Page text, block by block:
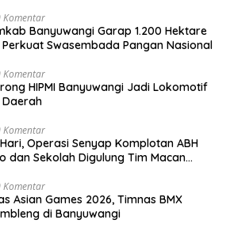
Komentar
Banyuwangi Garap 1.200 Hektare
Perkuat Swasembada Pangan Nasional
Komentar
HIPMI Banyuwangi Jadi Lokomotif
Komentar
Operasi Senyap Komplotan ABH
dan Sekolah Digulung Tim Macan
Komentar
Asian Games 2026, Timnas BMX
di Banyuwangi